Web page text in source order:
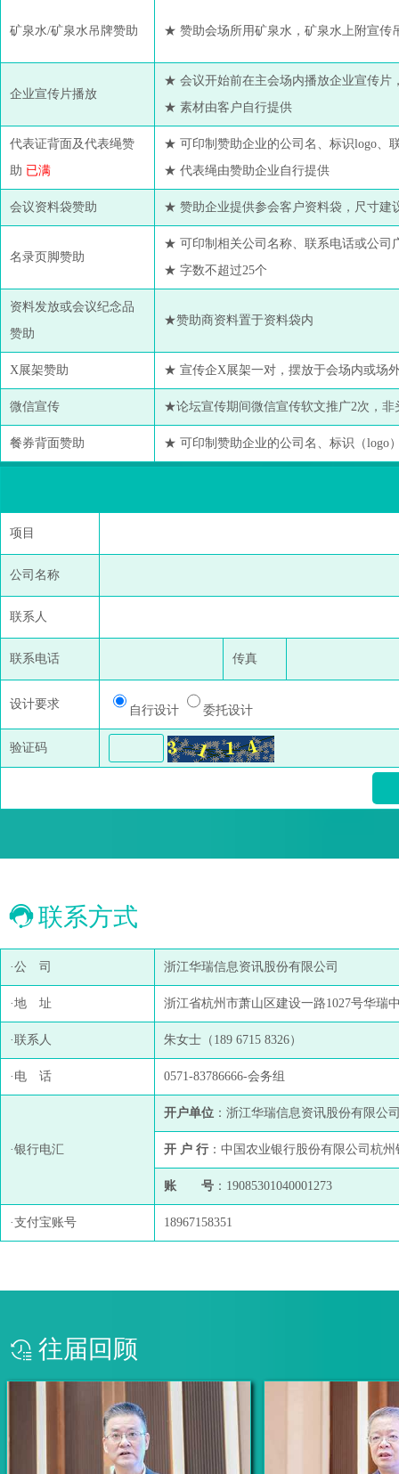
矿泉水/矿泉水吊牌赞助 ★ 赞助会场所用矿泉水，矿泉水上附宣传
企业宣传片播放
★ 会议开始前在主会场内播放企业宣传片
★ 素材由客户自行提供
代表证背面及代表绳赞
助 已满
★ 可印制赞助企业的公司名、标识logo、
★ 代表绳由赞助企业自行提供
会议资料袋赞助 ★ 赞助企业提供参会客户资料袋，尺寸建
名录页脚赞助
★ 可印制相关公司名称、联系电话或公司
★ 字数不超过25个
资料发放或会议纪念品
赞助
★赞助商资料置于资料袋内
X展架赞助 ★ 宣传企X展架一对，摆放于会场内或场
微信宣传 ★论坛宣传期间微信宣传软文推广2次，非
餐券背面赞助 ★ 可印制赞助企业的公司名、标识（logo
项目
公司名称
联系人
联系电话 传真
设计要求 自行设计 委托设计
验证码
联系方式
·公 司 浙江华瑞信息资讯股份有限公司
·地 址 浙江省杭州市萧山区建设一路1027号华瑞
·联系人 朱女士（189 6715 8326）
·电 话 0571-83786666-会务组
·银行电汇
开户单位 ：浙江华瑞信息资讯股份有限公
开 户 行 ：中国农业银行股份有限公司杭
账 号 ：19085301040001273
·支付宝账号 18967158351
往届回顾